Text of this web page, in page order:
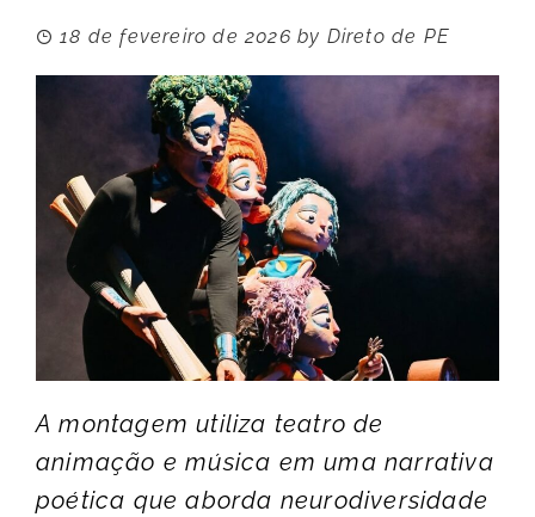
18 de fevereiro de 2026 by Direto de PE
A montagem utiliza teatro de
animação e música em uma narrativa
poética que aborda neurodiversidade